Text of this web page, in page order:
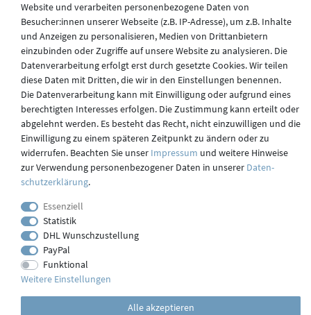
Versand
Kontakt
Impressum
© 2023 GLAS
Website und verarbeiten personenbezogene Daten von
Besucher:innen unserer Webseite (z.B. IP-Adresse), um z.B. Inhalte
und Anzeigen zu personalisieren, Medien von Drittanbietern
einzubinden oder Zugriffe auf unsere Website zu analysieren. Die
Datenverarbeitung erfolgt erst durch gesetzte Cookies. Wir teilen
diese Daten mit Dritten, die wir in den Einstellungen benennen.
Die Datenverarbeitung kann mit Einwilligung oder aufgrund eines
berechtigten Interesses erfolgen. Die Zustimmung kann erteilt oder
abgelehnt werden. Es besteht das Recht, nicht einzuwilligen und die
Einwilligung zu einem späteren Zeitpunkt zu ändern oder zu
widerrufen. Beachten Sie unser Impressum und weitere Hinweise
zur Verwendung personenbezogener Daten in unserer Daten­
schutz­erklärung.
Essenziell
Statistik
DHL Wunschzustellung
PayPal
Funktional
Weitere Einstellungen
Alle akzeptieren